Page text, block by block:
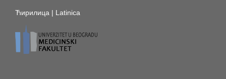
Ћирилица | Latinica